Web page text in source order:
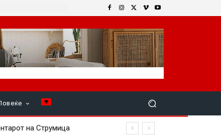
на Струмица